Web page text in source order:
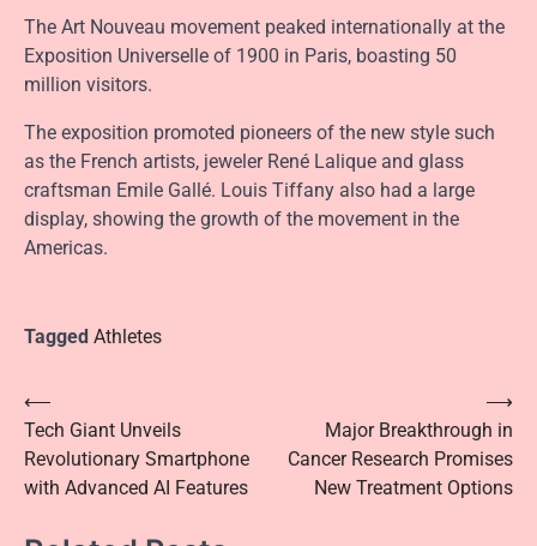
The Art Nouveau movement peaked internationally at the
Exposition Universelle of 1900 in Paris, boasting 50
million visitors.
The exposition promoted pioneers of the new style such
as the French artists, jeweler René Lalique and glass
craftsman Emile Gallé. Louis Tiffany also had a large
display, showing the growth of the movement in the
Americas.
Tagged Athletes
Post
navigation
⟵
Tech Giant Unveils
Revolutionary Smartphone
with Advanced AI Features
Major Breakthrough in
Cancer Research Promises
New Treatment Options
⟶